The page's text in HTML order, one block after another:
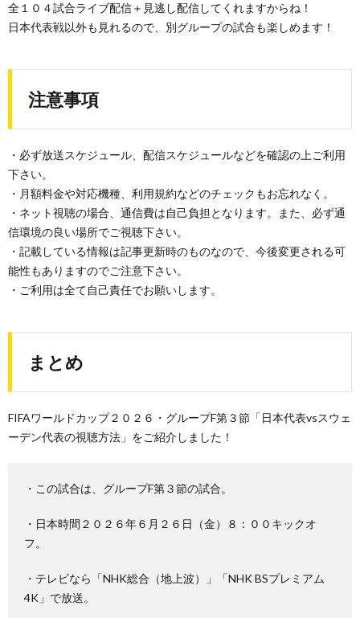
全１０４試合ライブ配信＋見逃し配信してくれますからね！
日本代表戦以外も見れるので、別グループの試合も楽しめます！
注意事項
・必ず放送スケジュール、配信スケジュールなどを確認の上ご利用
下さい。
・月額料金や対応機種、利用規約などのチェックもお忘れなく。
・ネット視聴の場合、通信費は自己負担となります。また、必ず通
信環境の良い場所でご視聴下さい。
・記載している情報は記事更新時のものなので、今後変更される可
能性もありますのでご注意下さい。
・ご利用は全て自己責任でお願いします。
まとめ
FIFAワールドカップ２０２６・グループF第３節「日本代表vsスウェ
ーデン代表の視聴方法」をご紹介しました！
・この試合は、グループF第３節の試合。
・日本時間２０２６年６月２６日（金）８：００キックオ
フ。
・テレビなら「NHK総合（地上波）」「NHK BSプレミアム
4K」で放送。